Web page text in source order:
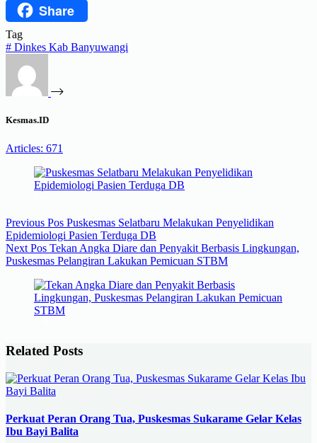
ThreadsShare
Tag
# Dinkes Kab Banyuwangi
Kesmas.ID
Articles: 671
Previous Pos Puskesmas Selatbaru Melakukan Penyelidikan
Epidemiologi Pasien Terduga DB
Next Pos Tekan Angka Diare dan Penyakit Berbasis Lingkungan,
Puskesmas Pelangiran Lakukan Pemicuan STBM
Related Posts
Perkuat Peran Orang Tua, Puskesmas Sukarame Gelar Kelas
Ibu Bayi Balita